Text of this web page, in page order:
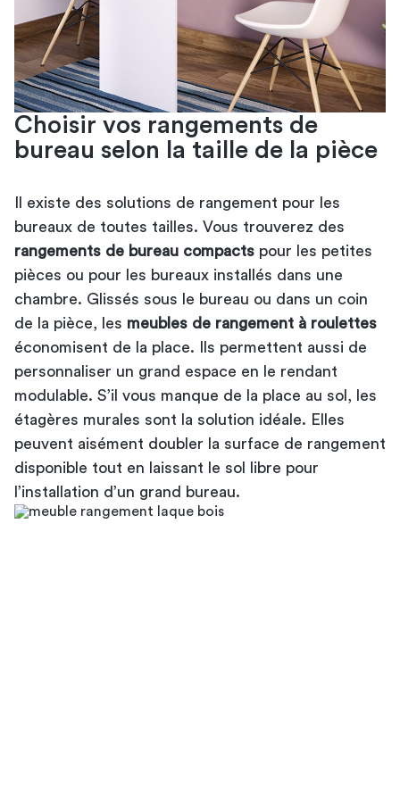
Choisir vos rangements de
bureau selon la taille de la pièce
Il existe des solutions de rangement pour les
bureaux de toutes tailles. Vous trouverez des
rangements de bureau compacts pour les petites
pièces ou pour les bureaux installés dans une
chambre. Glissés sous le bureau ou dans un coin
de la pièce, les meubles de rangement à roulettes
économisent de la place. Ils permettent aussi de
personnaliser un grand espace en le rendant
modulable. S’il vous manque de la place au sol, les
étagères murales sont la solution idéale. Elles
peuvent aisément doubler la surface de rangement
disponible tout en laissant le sol libre pour
l’installation d’un grand bureau.